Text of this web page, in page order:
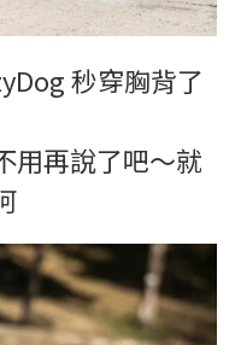
秒穿胸背了
用再說了吧～就